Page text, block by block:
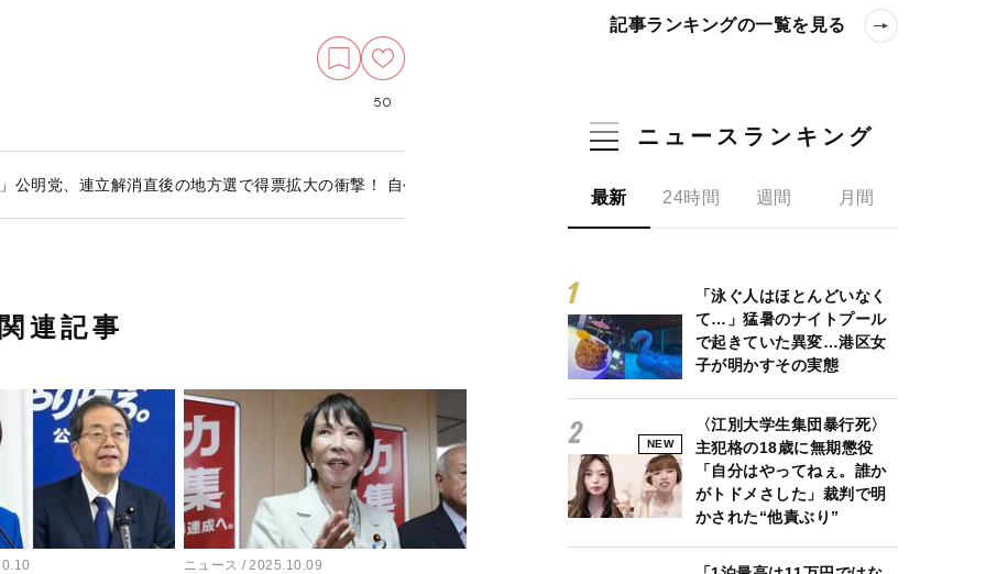
50
公明党、連立解消直後の地方選で得票拡大の衝撃！ 自公破局で本当に損をするのはどっちだ？
関連記事
ニュース 2025.10.09
記事ランキングの一覧を見る
ニュースランキング
最新 24時間 週間 月間
「泳ぐ人はほとんどいなく
て…」猛暑のナイトプール
で起きていた異変…港区女
子が明かすその実態
NEW
〈江別大学生集団暴行死〉
主犯格の18歳に無期懲役
「自分はやってねぇ。誰か
がトドメさした」裁判で明
かされた“他責ぶり”